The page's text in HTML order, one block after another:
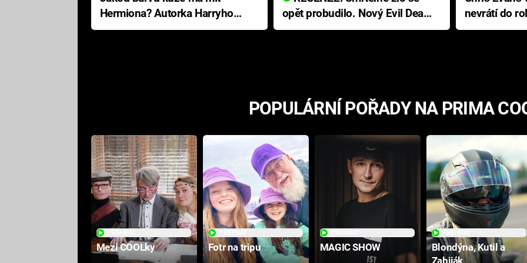
Hermiona? Autorka Harryho
Pottera přišla s ráznou
opět probudilo. Nový Evil Dead
přichází s neodolatelnou
nevrátí do
Ameriky
POPULÁRNÍ POŘADY NA PRIMA
Mezi COOLky Fotr na tripu MAGIC SHOW
Blondýna, Kutil a
Zabiják